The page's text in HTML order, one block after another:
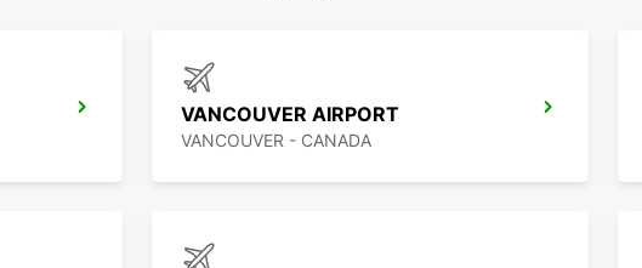
VANCOUVER AIRPORT
VANCOUVER - CANADA